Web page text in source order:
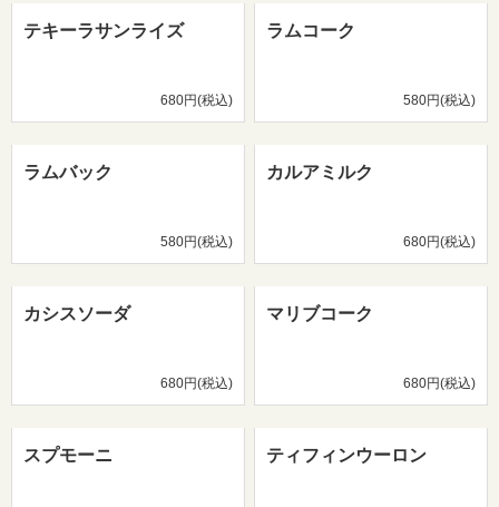
テキーラサンライズ
680円(税込)
ラムコーク
580円(税込)
ラムバック
580円(税込)
カルアミルク
680円(税込)
カシスソーダ
680円(税込)
マリブコーク
680円(税込)
スプモーニ ティフィンウーロン